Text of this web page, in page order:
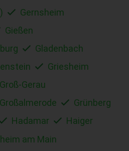
Gernsheim
Gießen
Gladenbach
Griesheim
Groß-Gerau
Großalmerode
Grünberg
Hadamar
Haiger
am Main